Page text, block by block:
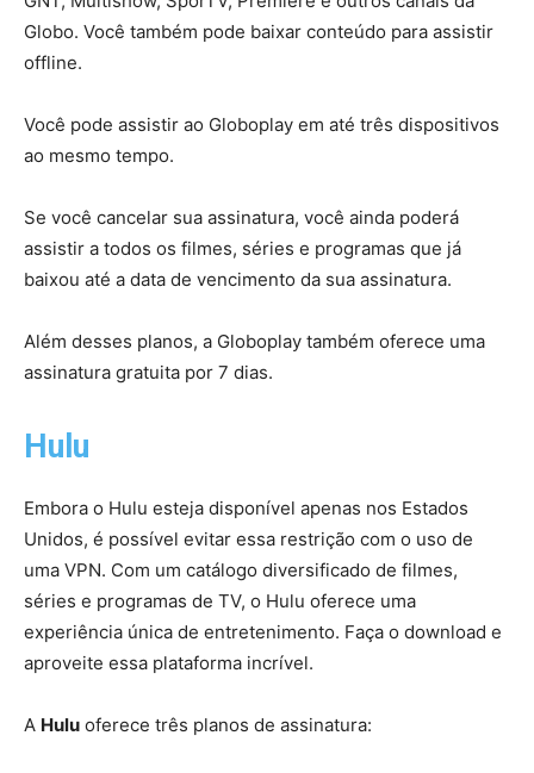
Globo. Você também pode baixar conteúdo para assistir
offline.
Você pode assistir ao Globoplay em até três dispositivos
ao mesmo tempo.
Se você cancelar sua assinatura, você ainda poderá
assistir a todos os filmes, séries e programas que já
baixou até a data de vencimento da sua assinatura.
Além desses planos, a Globoplay também oferece uma
assinatura gratuita por 7 dias.
Hulu
Embora o Hulu esteja disponível apenas nos Estados
Unidos, é possível evitar essa restrição com o uso de
uma VPN. Com um catálogo diversificado de filmes,
séries e programas de TV, o Hulu oferece uma
experiência única de entretenimento. Faça o download e
aproveite essa plataforma incrível.
A Hulu oferece três planos de assinatura: